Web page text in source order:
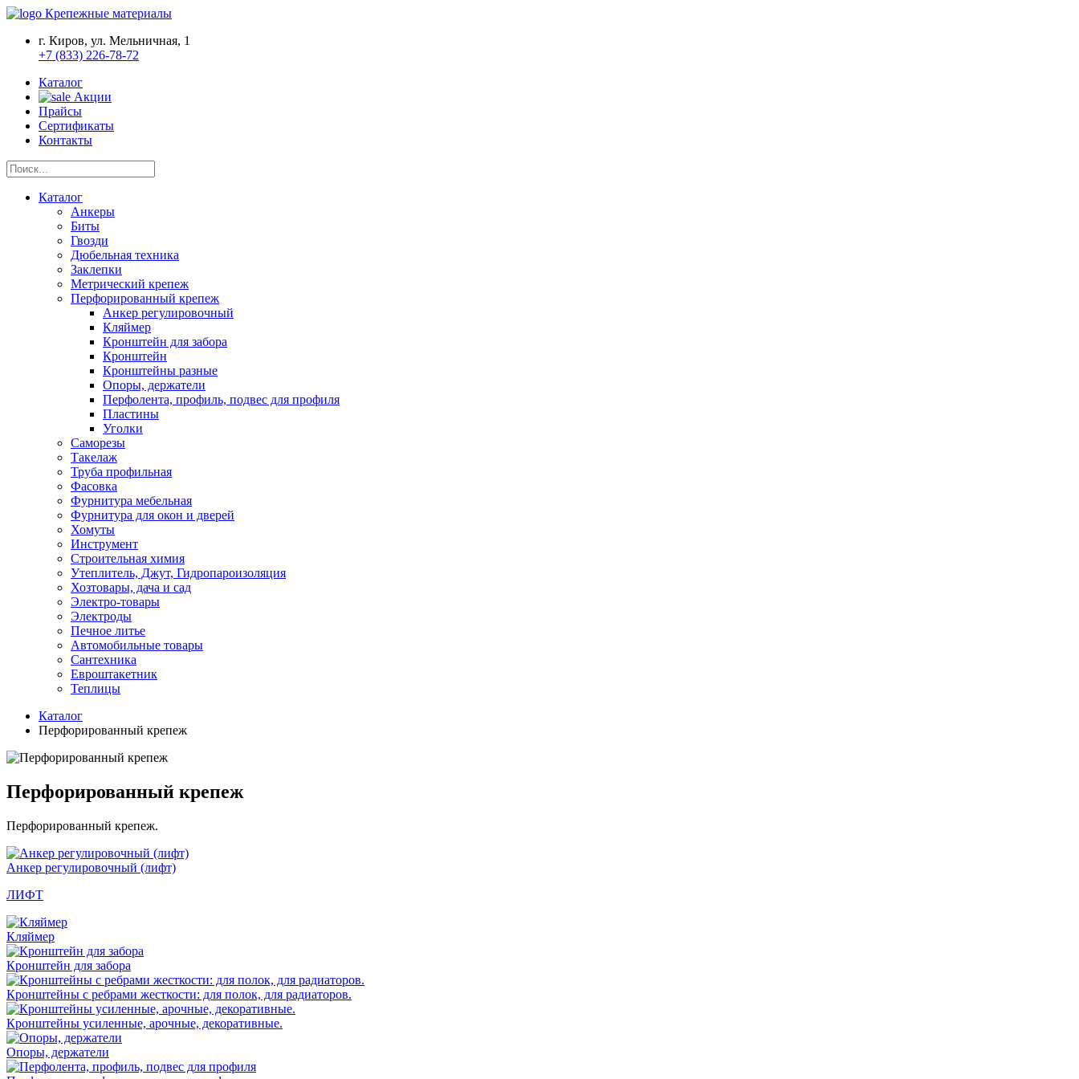
Крепежные материалы
г. Киров, ул. Мельничная, 1
+7 (833) 226-78-72
Каталог
Акции
Прайсы
Сертификаты
Контакты
Каталог
Анкеры
Биты
Гвозди
Дюбельная техника
Заклепки
Метрический крепеж
Перфорированный крепеж
Анкер регулировочный
Кляймер
Кронштейн для забора
Кронштейн
Кронштейны разные
Опоры, держатели
Перфолента, профиль, подвес для профиля
Пластины
Уголки
Саморезы
Такелаж
Труба профильная
Фасовка
Фурнитура мебельная
Фурнитура для окон и дверей
Хомуты
Инструмент
Строительная химия
Утеплитель, Джут, Гидропароизоляция
Хозтовары, дача и сад
Электро-товары
Электроды
Печное литье
Автомобильные товары
Сантехника
Евроштакетник
Теплицы
Каталог
Перфорированный крепеж
Перфорированный крепеж
Перфорированный крепеж.
Анкер регулировочный (лифт)
ЛИФТ
Кляймер
Кронштейн для забора
Кронштейны с ребрами жесткости: для полок, для радиаторов.
Кронштейны усиленные, арочные, декоративные.
Опоры, держатели